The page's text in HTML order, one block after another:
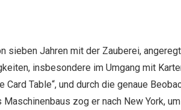
sieben Jahren mit der Zauberei,
insbesondere im Umgang mit
Table“, und durch die genaue
zog er nach New York,